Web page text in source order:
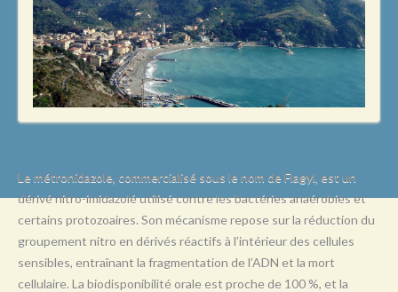
P
Q
R
S
Le métronidazole, commercialisé sous le nom de Flagyl, est un
dérivé nitro-imidazolé utilisé contre les bactéries anaérobies et
certains protozoaires. Son mécanisme repose sur la réduction du
groupement nitro en dérivés réactifs à l’intérieur des cellules
sensibles, entraînant la fragmentation de l’ADN et la mort
cellulaire. La biodisponibilité orale est proche de 100 %, et la